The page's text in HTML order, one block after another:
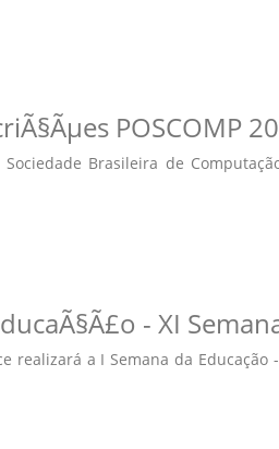
POSCOMP
Sociedade Brasileira de
- XI
realizará a I Semana da Educação